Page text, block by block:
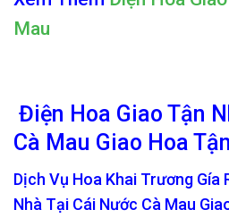
Mau
Điện Hoa Giao Tận
Cà Mau Giao Hoa
Dịch Vụ Hoa Khai Trương Gía
Nhà Tại Cái Nước Cà Mau